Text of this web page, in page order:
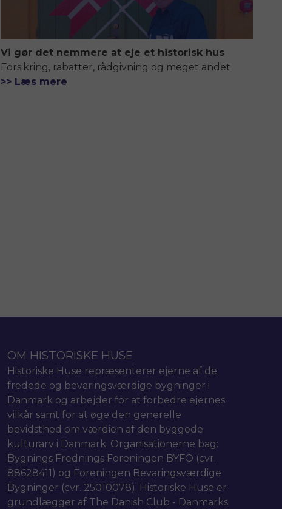
Vi gør det nemmere at eje et historisk hus
Forsikring, rabatter, rådgivning og meget andet
>> Læs mere
OM HISTORISKE HUSE
Historiske Huse repræsenterer ejerne af de
fredede og bevaringsværdige bygninger i
Danmark og arbejder for at forbedre ejernes
vilkår samt for at øge den generelle
bevidsthed om værdien af den byggede
kulturarv i Danmark. Organisationerne bag:
Bygnings Frednings Foreningen BYFO (cvr.
88628411) og Foreningen Bevaringsværdige
Bygninger (cvr. 25010078). Historiske Huse er
grundlægger af The Danish Club - Danmarks